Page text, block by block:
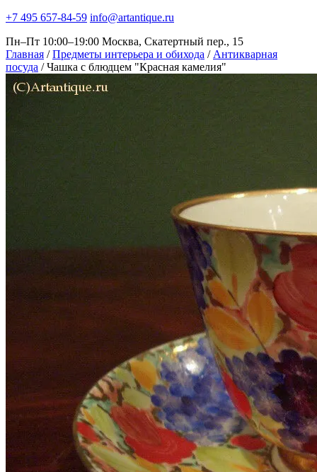
+7 495 657-84-59 info@artantique.ru
Пн–Пт 10:00–19:00 Москва, Скатертный пер., 15
Главная / Предметы интерьера и обихода / Антикварная
посуда / Чашка с блюдцем "Красная камелия"